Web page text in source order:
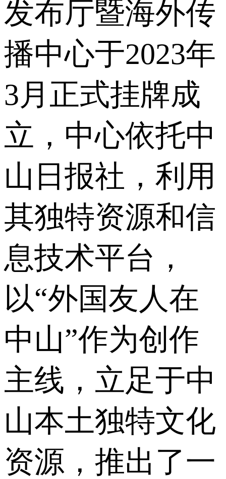
发布厅暨海外传
播中心于2023年
3月正式挂牌成
立，中心依托中
山日报社，利用
其独特资源和信
息技术平台，
以“外国友人在
中山”作为创作
主线，立足于中
山本土独特文化
资源，推出了一